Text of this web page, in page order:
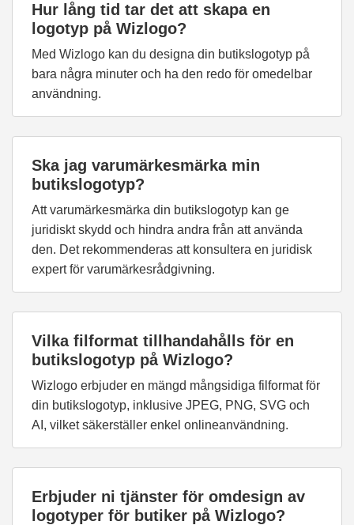
Hur lång tid tar det att skapa en
logotyp på Wizlogo?
Med Wizlogo kan du designa din butikslogotyp på
bara några minuter och ha den redo för omedelbar
användning.
Ska jag varumärkesmärka min
butikslogotyp?
Att varumärkesmärka din butikslogotyp kan ge
juridiskt skydd och hindra andra från att använda
den. Det rekommenderas att konsultera en juridisk
expert för varumärkesrådgivning.
Vilka filformat tillhandahålls för en
butikslogotyp på Wizlogo?
Wizlogo erbjuder en mängd mångsidiga filformat för
din butikslogotyp, inklusive JPEG, PNG, SVG och
AI, vilket säkerställer enkel onlineanvändning.
Erbjuder ni tjänster för omdesign av
logotyper för butiker på Wizlogo?